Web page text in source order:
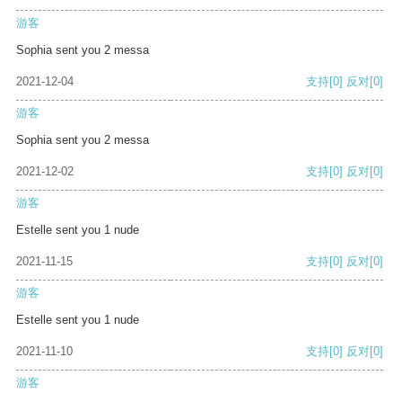
游客
Sophia sent you 2 messa
2021-12-04 支持[0] 反对[0]
游客
Sophia sent you 2 messa
2021-12-02 支持[0] 反对[0]
游客
Estelle sent you 1 nude
2021-11-15 支持[0] 反对[0]
游客
Estelle sent you 1 nude
2021-11-10 支持[0] 反对[0]
游客